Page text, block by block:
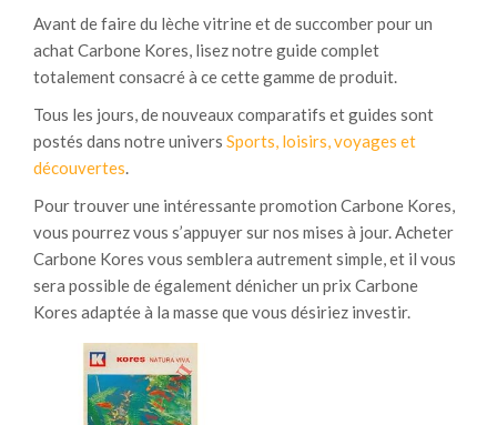
Avant de faire du lèche vitrine et de succomber pour un
achat Carbone Kores, lisez notre guide complet
totalement consacré à ce cette gamme de produit.
Tous les jours, de nouveaux comparatifs et guides sont
postés dans notre univers Sports, loisirs, voyages et
découvertes.
Pour trouver une intéressante promotion Carbone Kores,
vous pourrez vous s’appuyer sur nos mises à jour. Acheter
Carbone Kores vous semblera autrement simple, et il vous
sera possible de également dénicher un prix Carbone
Kores adaptée à la masse que vous désiriez investir.